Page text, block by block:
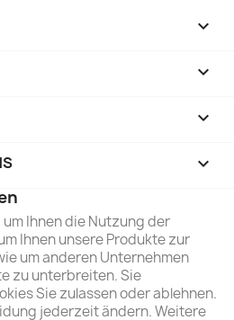



keyboard_arrow_down
Ihnen die Nutzung der
Ihnen unsere Produkte zur
um anderen Unternehmen
zu unterbreiten. Sie
Sie zulassen oder ablehnen.
jederzeit ändern. Weitere